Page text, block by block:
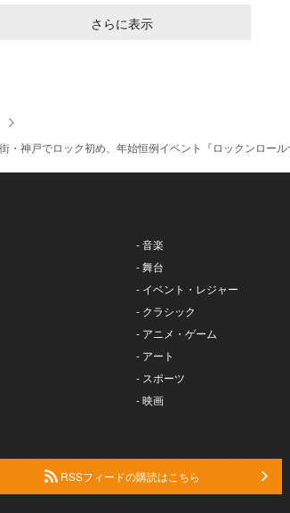
さらに表示
・神戸でロック初め、年始恒例イベント『ロックンロー
- 音楽
- 舞台
- イベント・レジャー
- クラシック
- アニメ・ゲーム
- アート
- スポーツ
- 映画
RSSフィードの購読はこちら